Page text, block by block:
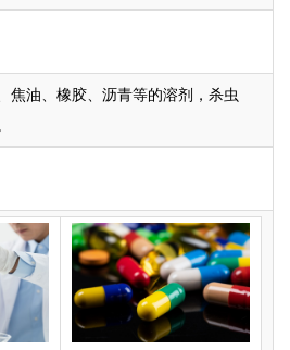
焦油、橡胶、沥青等的溶剂，杀虫